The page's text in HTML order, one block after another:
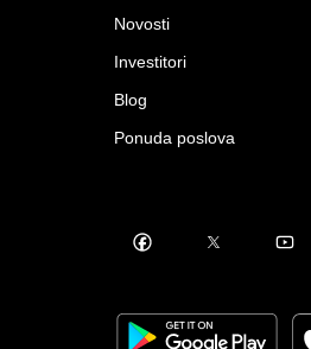
Novosti
Investitori
Blog
Ponuda poslova